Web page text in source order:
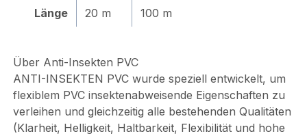
Länge 20 m 100 m
Über Anti-Insekten PVC
ANTI-INSEKTEN PVC wurde speziell entwickelt, um
flexiblem PVC insektenabweisende Eigenschaften zu
verleihen und gleichzeitig alle bestehenden Qualitäten
(Klarheit, Helligkeit, Haltbarkeit, Flexibilität und hohe